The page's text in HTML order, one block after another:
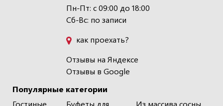
Популярные категории
Гостиные
Буфеты для
Из массива сосны
Пн-Пт: с 09:00 до 18:00
Сб-Вс: по записи
как проехать?
Отзывы на Яндексе
Отзывы в Google